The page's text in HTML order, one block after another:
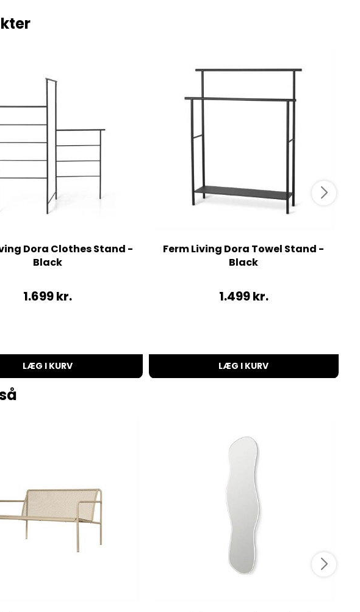
Dora Clothes Stand -
Black
1.699kr.
LÆG I KURV
Ferm Living Dora Towel Stand -
Black
1.499kr.
LÆG I KURV